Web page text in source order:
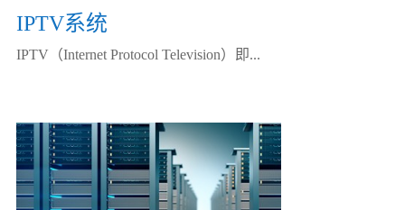
IPTV系统
IPTV（Internet Protocol Television）即...